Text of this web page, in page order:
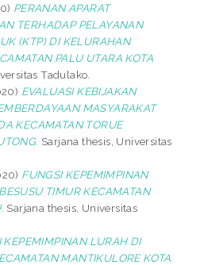
PERANAN APARAT
TERHADAP PELAYANAN
(KTP) DI KELURAHAN
PALU UTARA KOTA
Tadulako.
EVALUASI KEBIJAKAN
MASYARAKAT
KECAMATAN TORUE
Sarjana thesis, Universitas
FUNGSI KEPEMIMPINAN
TIMUR KECAMATAN
Sarjana thesis, Universitas
KEPEMIMPINAN LURAH DI
MANTIKULORE KOTA